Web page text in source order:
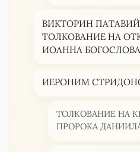
ВИКТОРИН
ТОЛКОВАНИЕ НА
ИОАННА БОГОСЛОВА
ИЕРОНИМ
ТОЛКОВАНИЕ НА
ПРОРОКА